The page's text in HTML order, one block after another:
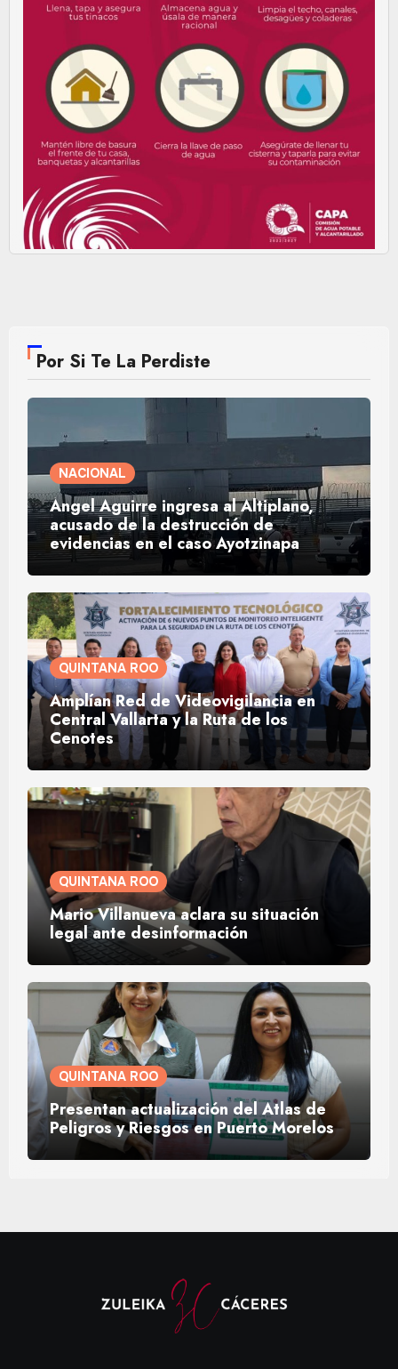
Por Si Te La Perdiste
NACIONAL
Ángel Aguirre ingresa al Altiplano,
acusado de la destrucción de
evidencias en el caso Ayotzinapa
QUINTANA ROO
Amplían Red de Videovigilancia en
Central Vallarta y la Ruta de los
Cenotes
QUINTANA ROO
Mario Villanueva aclara su situación
legal ante desinformación
QUINTANA ROO
Presentan actualización del Atlas de
Peligros y Riesgos en Puerto Morelos